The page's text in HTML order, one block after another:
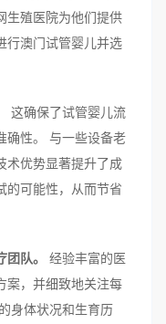
生殖医院为他们提供
行澳门试管婴儿并选
这确保了试管婴儿流
确性。 与一些设备老
术优势显著提升了成
的可能性，从而节省
队。
经验丰富的医
案，并细致地关注每
身体状况和生育历